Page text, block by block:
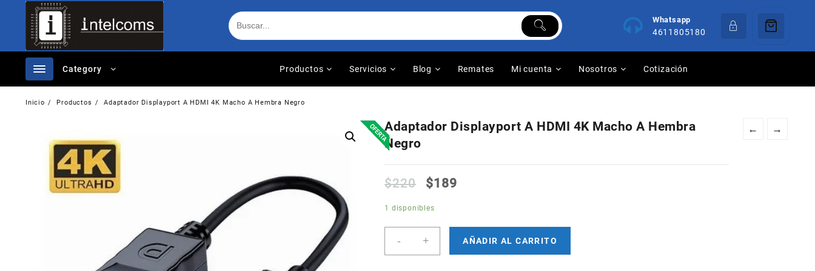
contenido
Whatsapp
4611805180
Category Productos Servicios Blog Remates Mi cuenta Nosotros Cotización
Inicio Productos Adaptador Displayport A HDMI 4K Macho A Hembra Negro
← →
Adaptador Displayport A HDMI 4K Macho A Hembra
Negro
$220 $189
1 disponibles
-
Displayport
+ AÑADIR AL CARRITO